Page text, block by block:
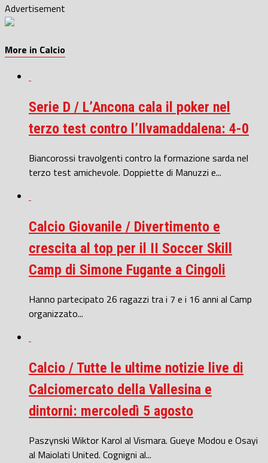
Advertisement
More in Calcio
Serie D / L’Ancona cala il poker nel
terzo test contro l’Ilvamaddalena: 4-0
Biancorossi travolgenti contro la formazione sarda nel
terzo test amichevole. Doppiette di Manuzzi e...
Calcio Giovanile / Divertimento e
crescita al top per il II Soccer Skill
Camp di Simone Fugante a Cingoli
Hanno partecipato 26 ragazzi tra i 7 e i 16 anni al Camp
organizzato...
Calcio / Tutte le ultime notizie live di
Calciomercato della Vallesina e
dintorni: mercoledì 5 agosto
Paszynski Wiktor Karol al Vismara. Gueye Modou e Osayi
al Maiolati United. Cognigni al...